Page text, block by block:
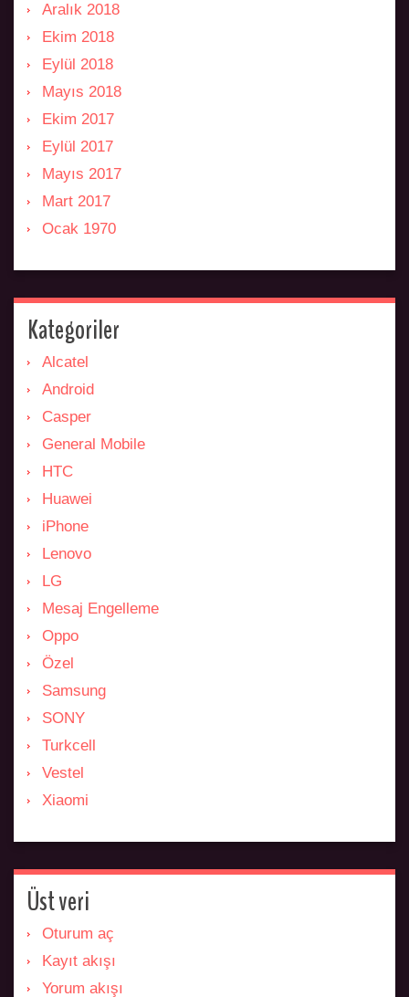
Aralık 2018
Ekim 2018
Eylül 2018
Mayıs 2018
Ekim 2017
Eylül 2017
Mayıs 2017
Mart 2017
Ocak 1970
Kategoriler
Alcatel
Android
Casper
General Mobile
HTC
Huawei
iPhone
Lenovo
LG
Mesaj Engelleme
Oppo
Özel
Samsung
SONY
Turkcell
Vestel
Xiaomi
Üst veri
Oturum aç
Kayıt akışı
Yorum akışı